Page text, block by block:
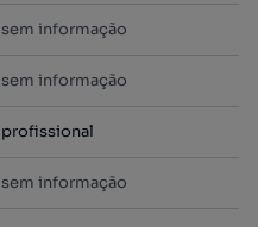
sem informação
sem informação
profissional
sem informação